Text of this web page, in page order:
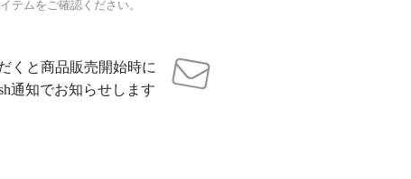
テムをご確認ください。
くと商品販売開始時に
通知でお知らせします